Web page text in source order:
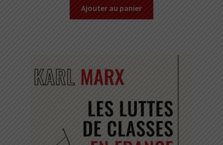
Ajouter au panier